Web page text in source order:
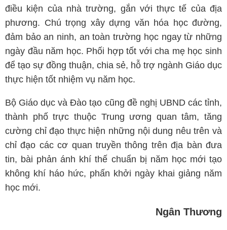
điều kiện của nhà trường, gắn với thực tế của địa
phương. Chú trọng xây dựng văn hóa học đường,
đảm bảo an ninh, an toàn trường học ngay từ những
ngày đầu năm học. Phối hợp tốt với cha mẹ học sinh
để tạo sự đồng thuận, chia sẻ, hỗ trợ ngành Giáo dục
thực hiện tốt nhiệm vụ năm học.
Bộ Giáo dục và Đào tạo cũng đề nghị UBND các tỉnh,
thành phố trực thuộc Trung ương quan tâm, tăng
cường chỉ đạo thực hiện những nội dung nêu trên và
chỉ đạo các cơ quan truyền thông trên địa bàn đưa
tin, bài phản ánh khí thế chuẩn bị năm học mới tạo
không khí háo hức, phấn khởi ngày khai giảng năm
học mới.
Ngân Thương